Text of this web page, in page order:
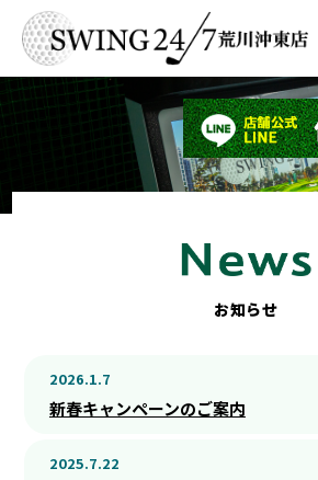
お知らせ
SWING24/7とは？
料金
お知らせ
2026.1.7
新春キャンペーンのご案内
2025.7.22